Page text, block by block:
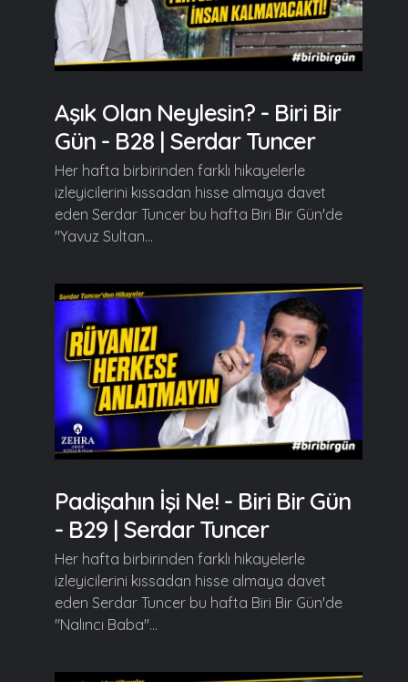
Aşık Olan Neylesin? - Biri Bir
Gün - B28 | Serdar Tuncer
Her hafta birbirinden farklı hikayelerle
izleyicilerini kıssadan hisse almaya davet
eden Serdar Tuncer bu hafta Biri Bir Gün'de
"Yavuz Sultan...
Padişahın İşi Ne! - Biri Bir Gün
- B29 | Serdar Tuncer
Her hafta birbirinden farklı hikayelerle
izleyicilerini kıssadan hisse almaya davet
eden Serdar Tuncer bu hafta Biri Bir Gün'de
"Nalıncı Baba"...